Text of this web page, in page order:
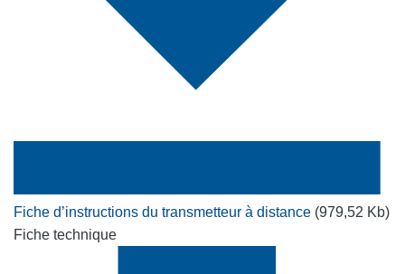
Fiche d’instructions du transmetteur à distance (979,52 Kb)
Fiche technique